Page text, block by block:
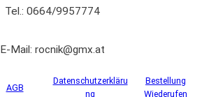
Tel.: 0664/9957774
E-Mail: rocnik@gmx.at
AGB
Datenschutzerkläru
ng
Bestellung
Wiederufen